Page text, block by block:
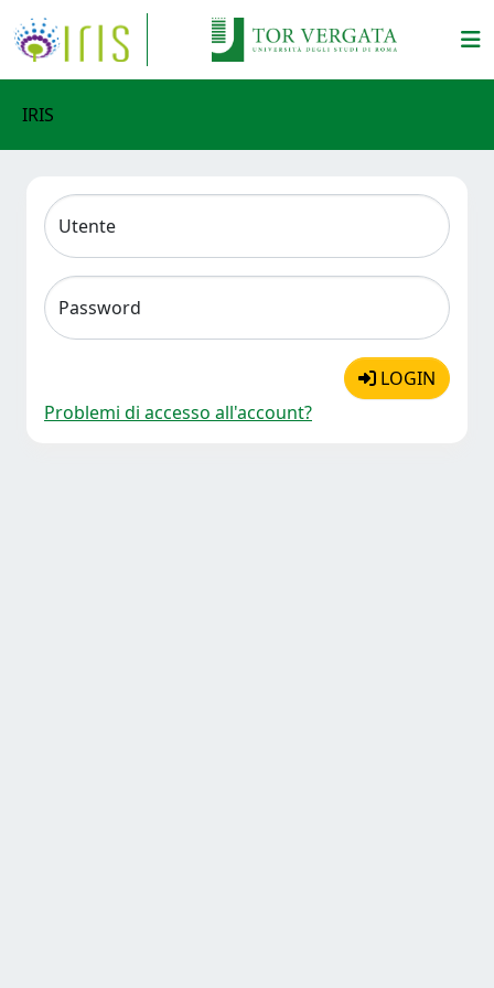
IRIS
Utente
Password
LOGIN
Problemi di accesso all'account?